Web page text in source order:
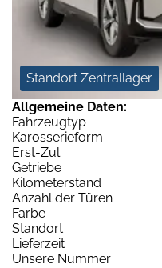
Standort Zentrallager
Allgemeine Daten:
Fahrzeugtyp
Karosserieform
Erst-Zul.
Getriebe
Kilometerstand
Anzahl der Türen
Farbe
Standort
Lieferzeit
Unsere Nummer